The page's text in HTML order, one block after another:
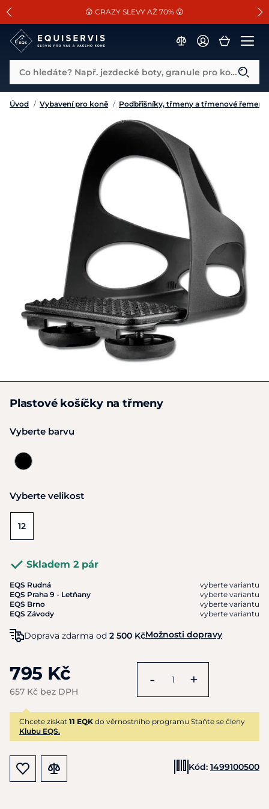
SLEVA 13% na vše od Cassini!
😮 CRAZY SLEVY AŽ 70% 😮
📐Pasování a doplňky k vybraným sedlům ZDARMA 🐴
Co hledáte? Např. jezdecké boty, granule pro koně...
Úvod / Vybavení pro koně / Podbřišníky, třmeny a třmenové řemeny
Plastové košíčky na třmeny
Vyberte barvu
Vyberte velikost
12
Skladem 2 pár
EQS Rudná
vyberte variantu
EQS Praha 9 - Letňany
vyberte variantu
EQS Brno
vyberte variantu
EQS Závody
vyberte variantu
Doprava zdarma od 2 500 KčMožnosti dopravy
795 Kč
657 Kč bez DPH
- +
Chcete získat 11 EQK do věrnostního programu Staňte se členy
Klubu EQS.
Kód: 1499100500